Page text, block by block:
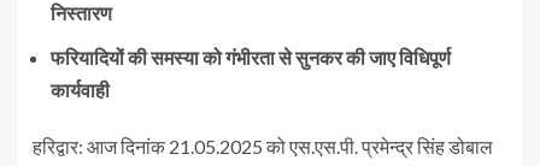
निस्तारण
फरियादियों की समस्या को गंभीरता से सुनकर की जाए विधिपूर्ण
कार्यवाही
हरिद्वार: आज दिनांक 21.05.2025 को एस.एस.पी. प्रमेन्द्र सिंह डोबाल